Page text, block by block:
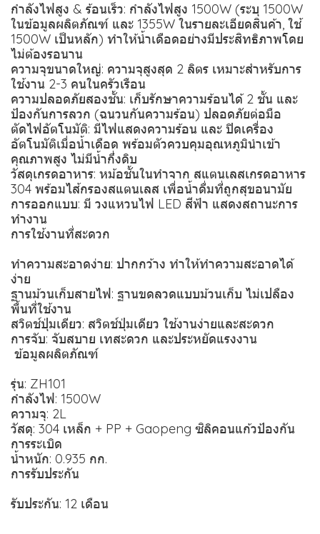
กำลังไฟสูง & ร้อนเร็ว: กำลังไฟสูง 1500W (ระบุ 1500W
ในข้อมูลผลิตภัณฑ์ และ 1355W ในรายละเอียดสินค้า, ใช้
1500W เป็นหลัก) ทำให้น้ำเดือดอย่างมีประสิทธิภาพโดย
ไม่ต้องรอนาน
ความจุขนาดใหญ่: ความจุสูงสุด 2 ลิตร เหมาะสำหรับการ
ใช้งาน 2-3 คนในครัวเรือน
ความปลอดภัยสองชั้น: เก็บรักษาความร้อนได้ 2 ชั้น และ
ป้องกันการลวก (ฉนวนกันความร้อน) ปลอดภัยต่อมือ
ตัดไฟอัตโนมัติ: มีไฟแสดงความร้อน และ ปิดเครื่อง
อัตโนมัติเมื่อน้ำเดือด พร้อมตัวควบคุมอุณหภูมินำเข้า
คุณภาพสูง ไม่มีน้ำกึ่งดิบ
วัสดุเกรดอาหาร: หม้อชั้นในทำจาก สแตนเลสเกรดอาหาร
304 พร้อมไส้กรองสแตนเลส เพื่อน้ำดื่มที่ถูกสุขอนามัย
การออกแบบ: มี วงแหวนไฟ LED สีฟ้า แสดงสถานะการ
ทำงาน
การใช้งานที่สะดวก
ทำความสะอาดง่าย: ปากกว้าง ทำให้ทำความสะอาดได้
ง่าย
ฐานม้วนเก็บสายไฟ: ฐานขดลวดแบบม้วนเก็บ ไม่เปลือง
พื้นที่ใช้งาน
สวิตช์ปุ่มเดียว: สวิตช์ปุ่มเดียว ใช้งานง่ายและสะดวก
การจับ: จับสบาย เทสะดวก และประหยัดแรงงาน
️ ข้อมูลผลิตภัณฑ์
รุ่น: ZH101
กำลังไฟ: 1500W
ความจุ: 2L
วัสดุ: 304 เหล็ก + PP + Gaopeng ซิลิคอนแก้วป้องกัน
การระเบิด
น้ำหนัก: 0.935 กก.
การรับประกัน
รับประกัน: 12 เดือน